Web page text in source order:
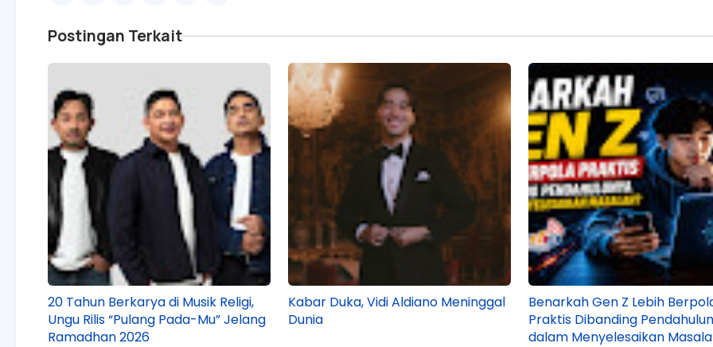
Postingan Terkait
20 Tahun Berkarya di Musik Religi,
Ungu Rilis “Pulang Pada-Mu” Jelang
Ramadhan 2026
Kabar Duka, Vidi Aldiano Meninggal
Dunia
Benarkah Gen Z Lebih
Praktis Dibanding
dalam Menyelesaikan